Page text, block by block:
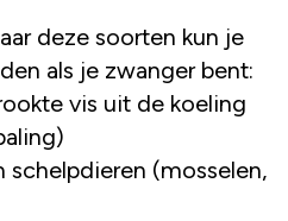
deze soorten kun je
als je zwanger bent:
vis uit de koeling
schelpdieren (mosselen,